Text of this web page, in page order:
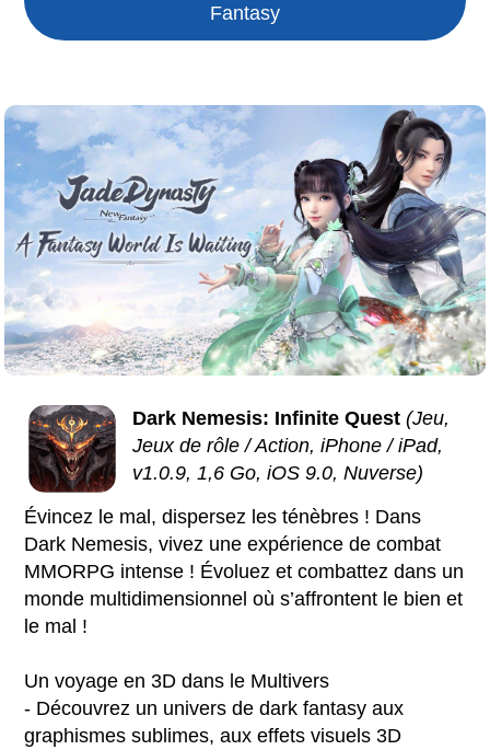
Fantasy
Dark Nemesis: Infinite Quest (Jeu,
Jeux de rôle / Action, iPhone / iPad,
v1.0.9, 1,6 Go, iOS 9.0, Nuverse)
Évincez le mal, dispersez les ténèbres ! Dans
Dark Nemesis, vivez une expérience de combat
MMORPG intense ! Évoluez et combattez dans un
monde multidimensionnel où s’affrontent le bien et
le mal !
Un voyage en 3D dans le Multivers
- Découvrez un univers de dark fantasy aux
graphismes sublimes, aux effets visuels 3D